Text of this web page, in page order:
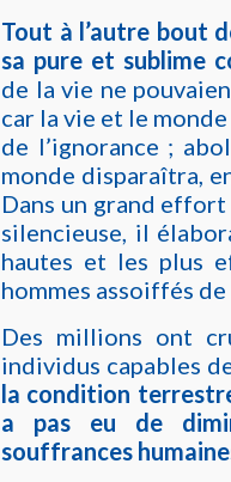
Tout à l’autre bout
sa pure et sublime
de la vie ne
car la vie et le
de l’ignorance ;
monde disparaîtra,
Dans un grand
silencieuse, il
hautes et les plus
hommes assoiffés
Des millions ont
individus capables
la condition
a pas eu de
souffrances